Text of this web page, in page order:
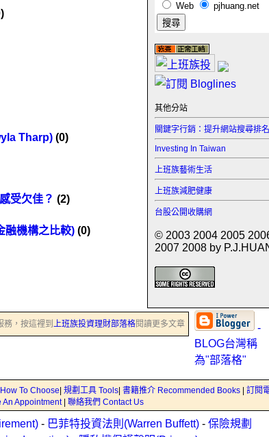
Web pjhuang.net
其他分站
關鍵字行銷：提升網站搜尋排名
Investing In Taiwan
上班族藝術生活
上班族減肥健康
台股公開收購網
© 2003 2004 2005
2007 2008 by
務，按這裡到 上班族投資理財部落格閱讀更多文章
Tharp) (0)
受欠佳？ (2)
融機構之比較) (0)
-
BLOG台灣稱
為"部落格"
To Choose 規劃工具 Tools 書籍推介 Recommended Books
訂閱
An Appointment 聯絡我們 Contact Us
- 巴菲特投資法則(Warren Buffett) - 保險規劃